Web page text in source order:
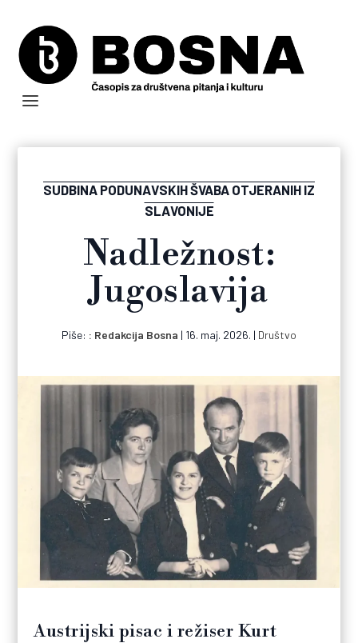
SUDBINA PODUNAVSKIH ŠVABA OTJERANIH IZ
SLAVONIJE
Nadležnost:
Jugoslavija
Piše: Redakcija Bosna | 16. maj. 2026. | Društvo
Austrijski pisac i režiser Kurt